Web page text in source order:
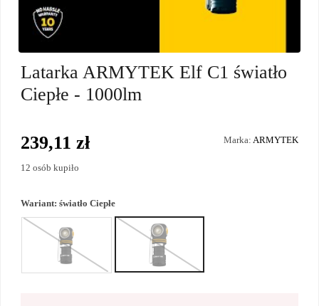
Latarka ARMYTEK Elf C1 światło
Ciepłe - 1000lm
Marka: ARMYTEK
239,11 zł
12 osób kupiło
Wariant: światło Ciepłe